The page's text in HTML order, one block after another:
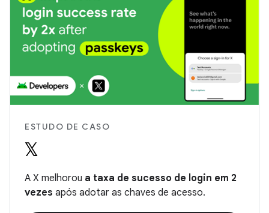
ESTUDO DE CASO
A X melhorou a taxa de sucesso de login em 2
vezes após adotar as chaves de acesso.